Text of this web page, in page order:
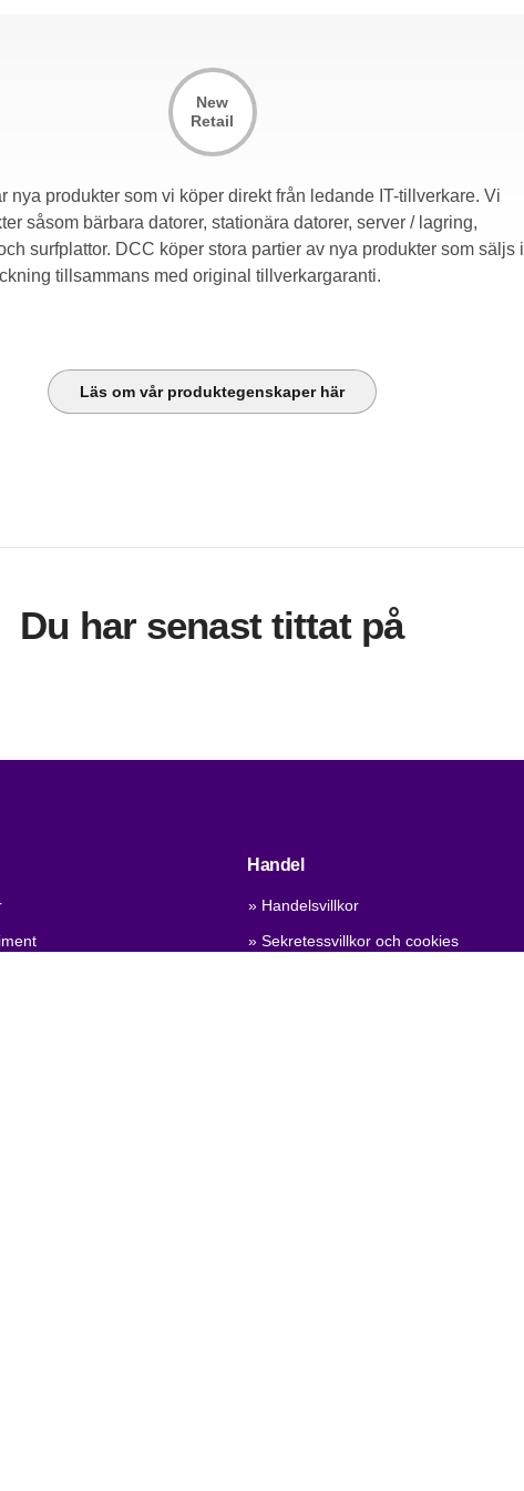
New
Retail
nya produkter som vi köper direkt från ledande IT-tillverkare. Vi
såsom bärbara datorer, stationära datorer, server / lagring,
surfplattor. DCC köper stora partier av nya produkter som säljs i
tillsammans med original tillverkargaranti.
Läs om vår produktegenskaper här
Du har senast tittat på
Handel
» Handelsvillkor
» Sekretessvillkor och cookies